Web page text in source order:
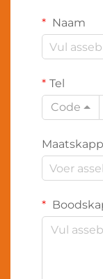
Naam
Tel
Code